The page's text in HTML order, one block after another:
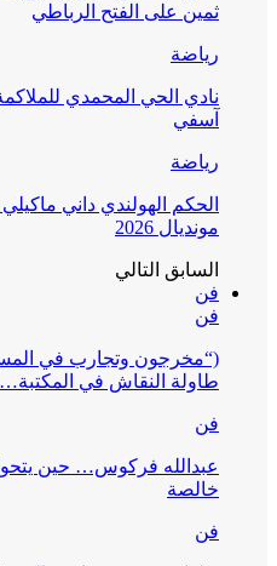
ثمين على الفتح الرباطي
رياضة
نادي الحي المحمدي
آسفي
رياضة
الحكم الهولندي داني
مونديال 2026
السابق التالي
فن
فن
(“مخرجون وتجارب في
طاولة النقاش في المكتبة…
فن
عبدالله فركوس… حين
خالصة
فن